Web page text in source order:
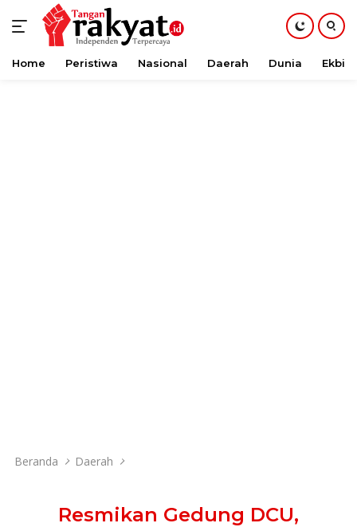
Langsung
Home Peristiwa Nasional Daerah Dunia Ekbis
Beranda Daerah
Resmikan Gedung DCU,